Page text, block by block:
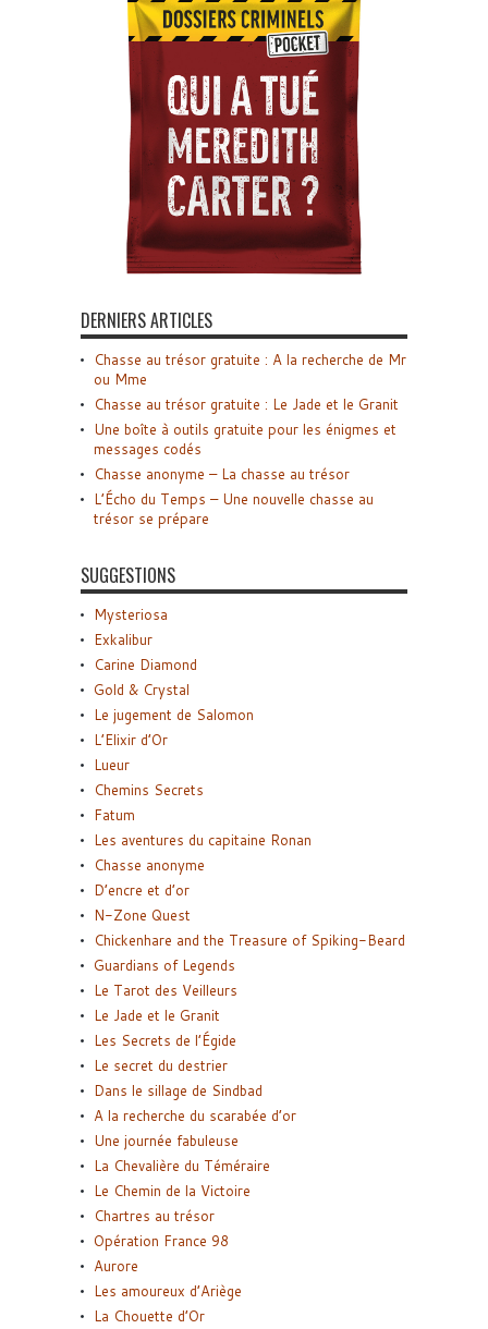
DERNIERS ARTICLES
Chasse au trésor gratuite : A la recherche de Mr
ou Mme
Chasse au trésor gratuite : Le Jade et le Granit
Une boîte à outils gratuite pour les énigmes et
messages codés
Chasse anonyme – La chasse au trésor
L’Écho du Temps – Une nouvelle chasse au
trésor se prépare
SUGGESTIONS
Mysteriosa
Exkalibur
Carine Diamond
Gold & Crystal
Le jugement de Salomon
L’Elixir d’Or
Lueur
Chemins Secrets
Fatum
Les aventures du capitaine Ronan
Chasse anonyme
D’encre et d’or
N-Zone Quest
Chickenhare and the Treasure of Spiking-Beard
Guardians of Legends
Le Tarot des Veilleurs
Le Jade et le Granit
Les Secrets de l’Égide
Le secret du destrier
Dans le sillage de Sindbad
A la recherche du scarabée d’or
Une journée fabuleuse
La Chevalière du Téméraire
Le Chemin de la Victoire
Chartres au trésor
Opération France 98
Aurore
Les amoureux d’Ariège
La Chouette d’Or